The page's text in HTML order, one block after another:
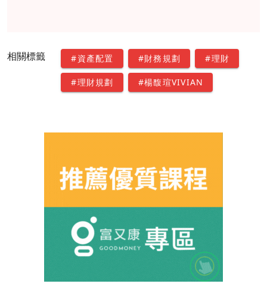
相關標籤 #資產配置 #財務規劃 #理財
#理財規劃 #楊馥瑄VIVIAN